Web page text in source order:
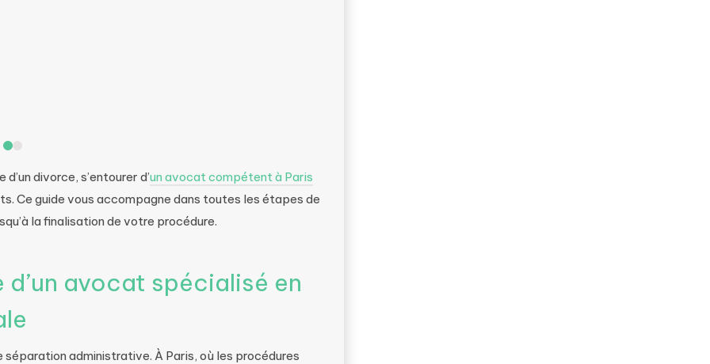
divorce, s’entourer d’un avocat compétent à Paris
Ce guide vous accompagne dans toutes les étapes de
la finalisation de votre procédure.
avocat spécialisé en
séparation administrative. À Paris, où les procédures